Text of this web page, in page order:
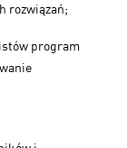
rozwiązań;
program